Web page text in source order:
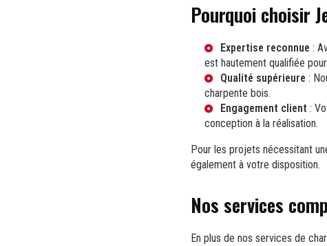
Pourquoi choisir
Expertise reconnue :
est hautement qualifiée
Qualité supérieure :
charpente bois.
Engagement client :
conception à la réalisation.
Pour les projets nécessitant
également à votre disposition.
Nos services
En plus de nos services de